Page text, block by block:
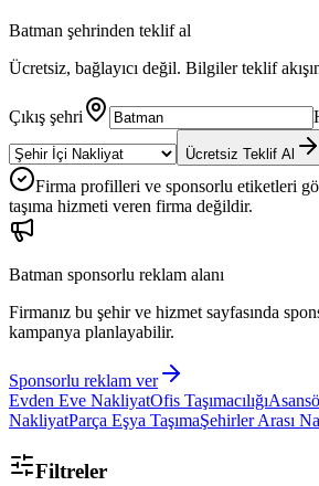
Batman şehrinden teklif al
Ücretsiz, bağlayıcı değil. Bilgiler teklif
Çıkış şehri
Ücretsiz Teklif Al
Firma profilleri ve sponsorlu etiketleri
taşıma hizmeti veren firma değildir.
Batman sponsorlu reklam alanı
Firmanız bu şehir ve hizmet sayfasında
kampanya planlayabilir.
Sponsorlu reklam ver
Evden Eve NakliyatOfis Taşımacılığı
NakliyatParça Eşya TaşımaŞehirler Arası
Filtreler